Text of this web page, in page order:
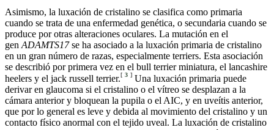
Asimismo, la luxación de cristalino se clasifica como primaria
cuando se trata de una enfermedad genética, o secundaria cuando se
produce por otras alteraciones oculares. La mutación en el
gen ADAMTS17se ha asociado a la luxación primaria de cristalino
en un gran número de razas, especialmente terriers. Esta asociación
se describió por primera vez en el bull terrier miniatura, el lancashire
heelers y el jack russell terrier.[ 3 ] Una luxación primaria puede
derivar en glaucoma si el cristalino o el vítreo se desplazan a la
cámara anterior y bloquean la pupila o el AIC, y en uveítis anterior,
que por lo general es leve y debida al movimiento del cristalino y un
contacto físico anormal con el tejido uveal. La luxación de cristalino